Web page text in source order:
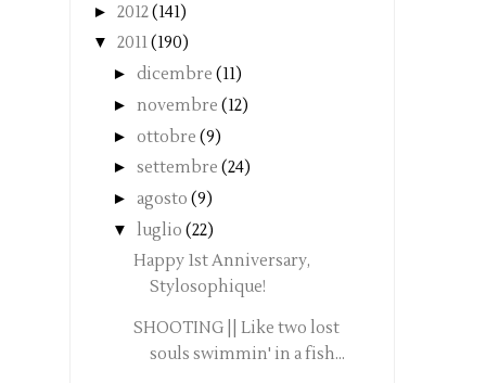
► 2012(141)
▼ 2011(190)
► dicembre (11)
► novembre (12)
► ottobre (9)
► settembre (24)
► agosto (9)
▼ luglio (22)
Happy 1st Anniversary,
Stylosophique!
SHOOTING || Like two lost
souls swimmin' in a fish...